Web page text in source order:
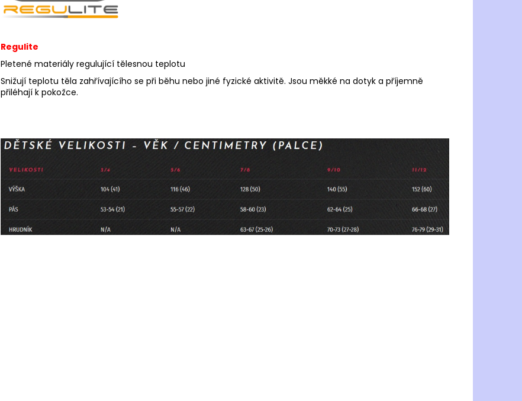
Regulite
Pletené materiály regulující tělesnou teplotu
Snižují teplotu těla zahřívajícího se při běhu nebo jiné fyzické aktivitě. Jsou měkké na dotyk a příjemně
přiléhají k pokožce.